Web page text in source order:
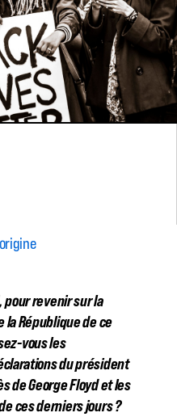
pour revenir sur la
République de ce
vous les
du président
de George Floyd et les
ces derniers jours ?